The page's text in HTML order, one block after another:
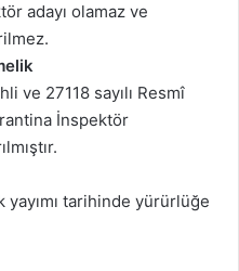
adayı olamaz ve
ve 27118 sayılı Resmî
İnspektör
yayımı tarihinde yürürlüğe